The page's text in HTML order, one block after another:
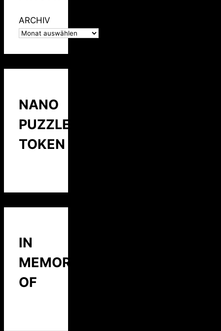
ARCHIV
NANO
PUZZLE
TOKEN
IN
MEMORY
OF